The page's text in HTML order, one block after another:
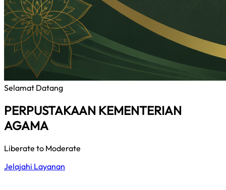
Selamat Datang
PERPUSTAKAAN KEMENTERIAN
AGAMA
Liberate to Moderate
Jelajahi Layanan